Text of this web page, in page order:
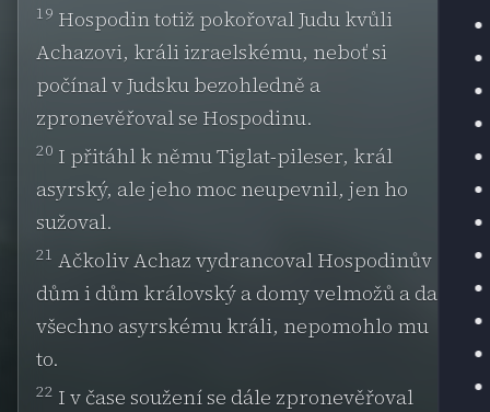
19 Hospodin totiž pokořoval Judu kvůli
Achazovi, králi izraelskému, neboť si
počínal v Judsku bezohledně a
zpronevěřoval se Hospodinu.
20 I přitáhl k němu Tiglat-pileser, král
asyrský, ale jeho moc neupevnil, jen ho
sužoval.
21 Ačkoliv Achaz vydrancoval Hospodinův
dům i dům královský a domy velmožů a dal
všechno asyrskému králi, nepomohlo mu
to.
22 I v čase soužení se dále zpronevěřoval